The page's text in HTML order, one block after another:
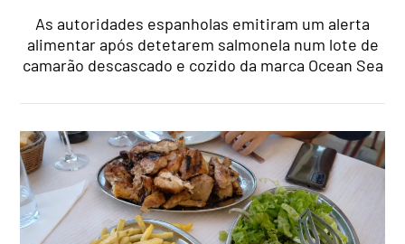
As autoridades espanholas emitiram um alerta
alimentar após detetarem salmonela num lote de
camarão descascado e cozido da marca Ocean Sea